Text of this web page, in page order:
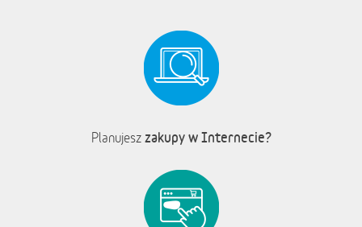
Planujesz zakupy w Internecie?